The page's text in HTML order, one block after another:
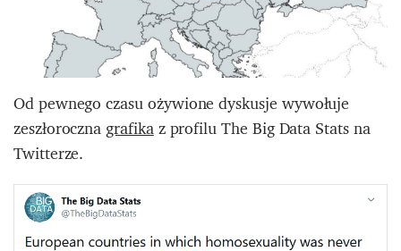
Od pewnego czasu ożywione dyskusje wywołuje
zeszłorocznagrafikaz profilu The Big Data Stats na
Twitterze.